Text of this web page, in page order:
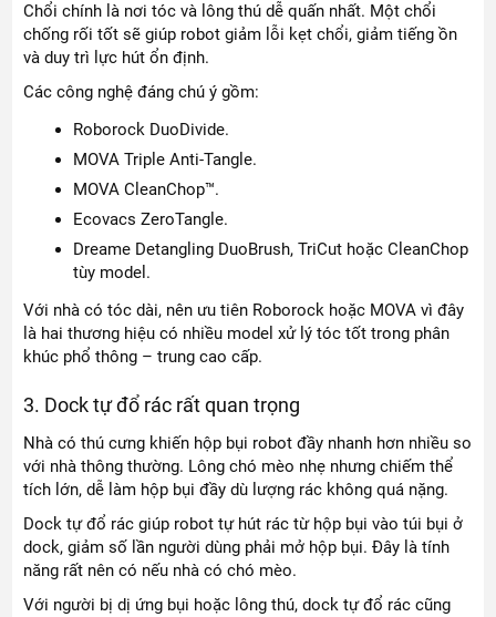
Chổi chính là nơi tóc và lông thú dễ quấn nhất. Một chổi
chống rối tốt sẽ giúp robot giảm lỗi kẹt chổi, giảm tiếng ồn
và duy trì lực hút ổn định.
Các công nghệ đáng chú ý gồm:
Roborock DuoDivide.
MOVA Triple Anti-Tangle.
MOVA CleanChop™.
Ecovacs ZeroTangle.
Dreame Detangling DuoBrush, TriCut hoặc CleanChop
tùy model.
Với nhà có tóc dài, nên ưu tiên Roborock hoặc MOVA vì đây
là hai thương hiệu có nhiều model xử lý tóc tốt trong phân
khúc phổ thông – trung cao cấp.
3. Dock tự đổ rác rất quan trọng
Nhà có thú cưng khiến hộp bụi robot đầy nhanh hơn nhiều so
với nhà thông thường. Lông chó mèo nhẹ nhưng chiếm thể
tích lớn, dễ làm hộp bụi đầy dù lượng rác không quá nặng.
Dock tự đổ rác giúp robot tự hút rác từ hộp bụi vào túi bụi ở
dock, giảm số lần người dùng phải mở hộp bụi. Đây là tính
năng rất nên có nếu nhà có chó mèo.
Với người bị dị ứng bụi hoặc lông thú, dock tự đổ rác cũng